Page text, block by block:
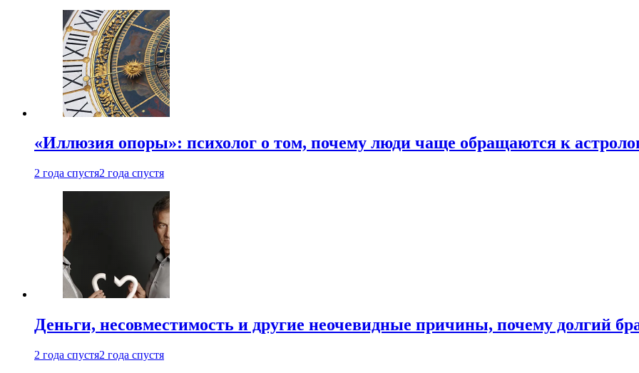
«Иллюзия опоры»: психолог о том, почему люди чаще обращаются к
2 года спустя2 года спустя
Деньги, несовместимость и другие неочевидные причины, почему долгий
2 года спустя2 года спустя